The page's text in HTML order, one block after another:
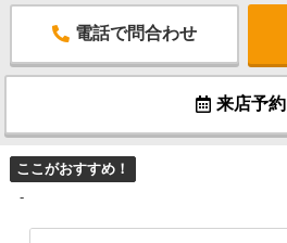
電話で問合わせ
来店予約
ここがおすすめ！
-